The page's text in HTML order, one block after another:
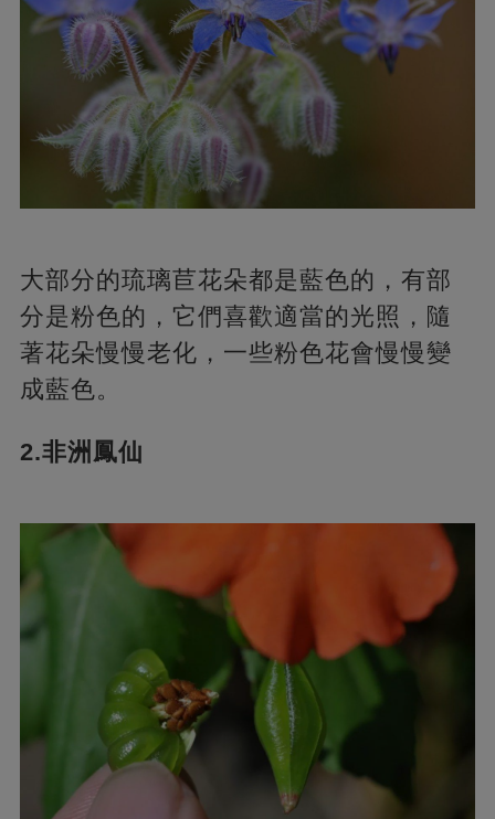
大部分的琉璃苣花朵都是藍色的，有部
分是粉色的，它們喜歡適當的光照，隨
著花朵慢慢老化，一些粉色花會慢慢變
成藍色。
2.非洲鳳仙